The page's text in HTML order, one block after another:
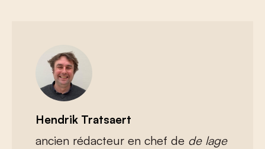
Hendrik Tratsaert
ancien rédacteur en chef de de lage